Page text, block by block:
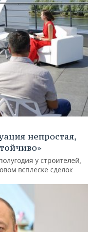
непростая,
у строителей,
всплеске сделок